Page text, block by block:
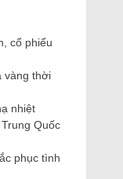
cổ phiếu
vàng thời
nhiệt
Quốc
phục tình